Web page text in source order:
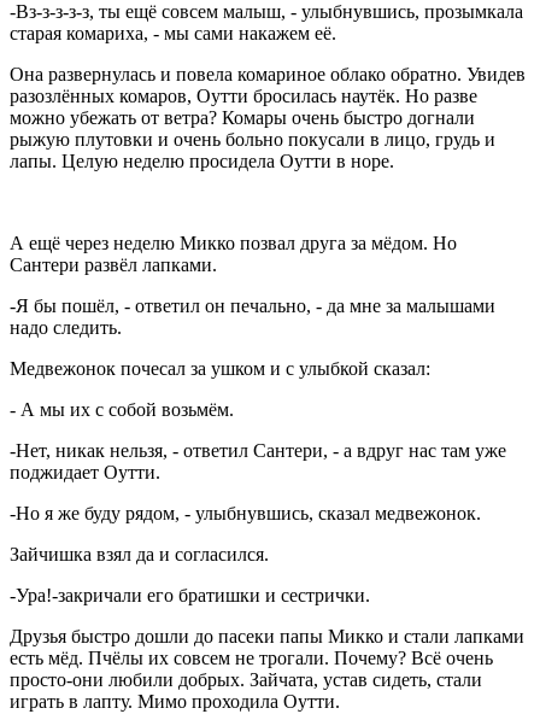
-Вз-з-з-з-з, ты ещё совсем малыш, - улыбнувшись, прозымкала
старая комариха, - мы сами накажем её.
Она развернулась и повела комариное облако обратно. Увидев
разозлённых комаров, Оутти бросилась наутёк. Но разве
можно убежать от ветра? Комары очень быстро догнали
рыжую плутовки и очень больно покусали в лицо, грудь и
лапы. Целую неделю просидела Оутти в норе.
А ещё через неделю Микко позвал друга за мёдом. Но
Сантери развёл лапками.
-Я бы пошёл, - ответил он печально, - да мне за малышами
надо следить.
Медвежонок почесал за ушком и с улыбкой сказал:
- А мы их с собой возьмём.
-Нет, никак нельзя, - ответил Сантери, - а вдруг нас там уже
поджидает Оутти.
-Но я же буду рядом, - улыбнувшись, сказал медвежонок.
Зайчишка взял да и согласился.
-Ура!-закричали его братишки и сестрички.
Друзья быстро дошли до пасеки папы Микко и стали лапками
есть мёд. Пчёлы их совсем не трогали. Почему? Всё очень
просто-они любили добрых. Зайчата, устав сидеть, стали
играть в лапту. Мимо проходила Оутти.